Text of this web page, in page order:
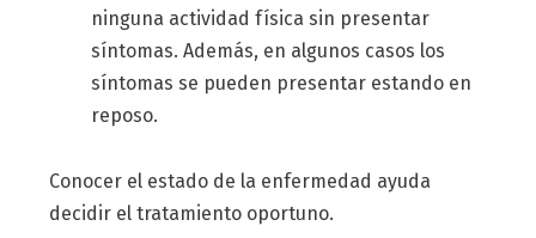
ninguna actividad física sin presentar
síntomas. Además, en algunos casos los
síntomas se pueden presentar estando en
reposo.
Conocer el estado de la enfermedad ayuda
decidir el tratamiento oportuno.